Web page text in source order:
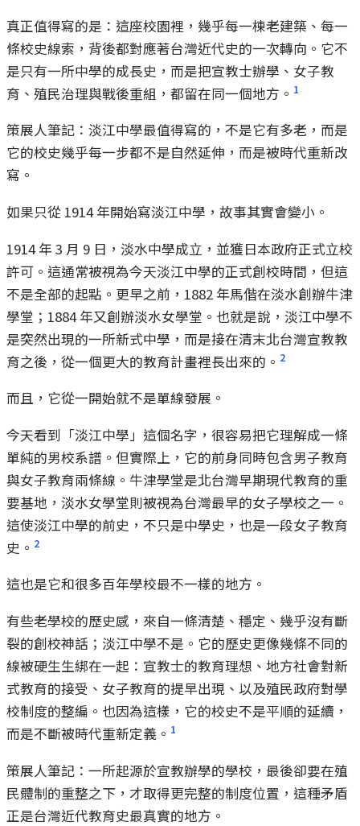
真正值得寫的是：這座校園裡，幾乎每一棟老建築、每一
條校史線索，背後都對應著台灣近代史的一次轉向。它不
是只有一所中學的成長史，而是把宣教士辦學、女子教
育、殖民治理與戰後重組，都留在同一個地方。 1
策展人筆記：淡江中學最值得寫的，不是它有多老，而是
它的校史幾乎每一步都不是自然延伸，而是被時代重新改
寫。
如果只從 1914 年開始寫淡江中學，故事其實會變小。
1914 年 3 月 9 日，淡水中學成立，並獲日本政府正式立校
許可。這通常被視為今天淡江中學的正式創校時間，但這
不是全部的起點。更早之前，1882 年馬偕在淡水創辦牛津
學堂；1884 年又創辦淡水女學堂。也就是說，淡江中學不
是突然出現的一所新式中學，而是接在清末北台灣宣教教
育之後，從一個更大的教育計畫裡長出來的。 2
而且，它從一開始就不是單線發展。
今天看到「淡江中學」這個名字，很容易把它理解成一條
單純的男校系譜。但實際上，它的前身同時包含男子教育
與女子教育兩條線。牛津學堂是北台灣早期現代教育的重
要基地，淡水女學堂則被視為台灣最早的女子學校之一。
這使淡江中學的前史，不只是中學史，也是一段女子教育
史。 2
這也是它和很多百年學校最不一樣的地方。
有些老學校的歷史感，來自一條清楚、穩定、幾乎沒有斷
裂的創校神話；淡江中學不是。它的歷史更像幾條不同的
線被硬生生綁在一起：宣教士的教育理想、地方社會對新
式教育的接受、女子教育的提早出現、以及殖民政府對學
校制度的整編。也因為這樣，它的校史不是平順的延續，
而是不斷被時代重新定義。 1
策展人筆記：一所起源於宣教辦學的學校，最後卻要在殖
民體制的重整之下，才取得更完整的制度位置，這種矛盾
正是台灣近代教育史最真實的地方。